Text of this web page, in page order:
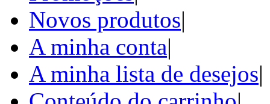
Novos produtos|
A minha conta|
A minha lista de desejos|